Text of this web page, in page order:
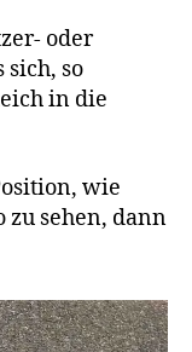
oder
sich, so
in die
wie
sehen, dann